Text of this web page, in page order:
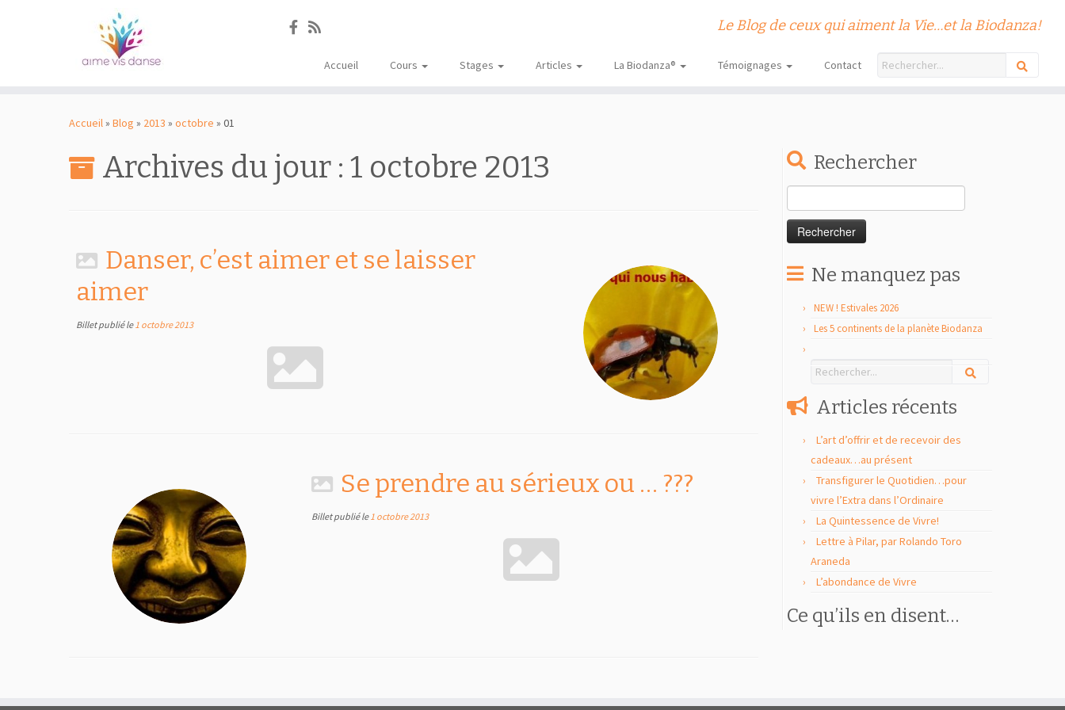
Le Blog de ceux qui aiment la Vie…et la Biodanza!
Accueil Cours Stages Articles La Biodanza® Témoignages Contact
Accueil» Blog » 2013 » octobre » 01
Archives du jour : 1 octobre 2013
Danser, c’est aimer et se laisser
aimer
Billet publié le1 octobre 2013
Se prendre au sérieux ou … ???
Billet publié le1 octobre 2013
Rechercher
Ne manquez pas
NEW ! Estivales 2026
Les 5 continents de la planète Biodanza
Articles récents
L’art d’offrir et de recevoir des
cadeaux…au présent
Transfigurer le Quotidien…pour
vivre l’Extra dans l’Ordinaire
La Quintessence de Vivre!
Lettre à Pilar, par Rolando Toro
Araneda
L’abondance de Vivre
Ce qu’ils en disent…